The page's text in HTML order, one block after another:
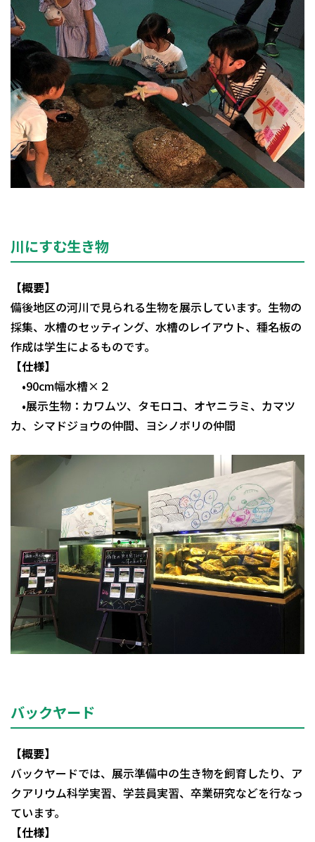
川にすむ生き物
【概要】
備後地区の河川で見られる生物を展示しています。生物の
採集、水槽のセッティング、水槽のレイアウト、種名板の
作成は学生によるものです。
【仕様】
•90cm幅水槽×２
•展示生物：カワムツ、タモロコ、オヤニラミ、カマツ
カ、シマドジョウの仲間、ヨシノボリの仲間
バックヤード
【概要】
バックヤードでは、展示準備中の生き物を飼育したり、ア
クアリウム科学実習、学芸員実習、卒業研究などを行なっ
ています。
【仕様】